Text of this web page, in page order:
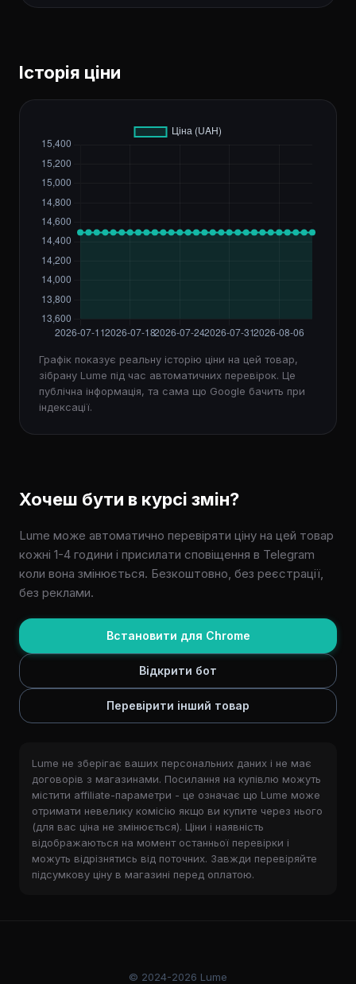
Історія ціни
Графік показує реальну історію ціни на цей товар,
зібрану Lume під час автоматичних перевірок. Це
публічна інформація, та сама що Google бачить при
індексації.
Хочеш бути в курсі змін?
Lume може автоматично перевіряти ціну на цей товар
кожні 1-4 години і присилати сповіщення в Telegram
коли вона змінюється. Безкоштовно, без реєстрації,
без реклами.
Встановити для Chrome
Відкрити бот
Перевірити інший товар
Lume не зберігає ваших персональних даних і не має
договорів з магазинами. Посилання на купівлю можуть
містити affiliate-параметри - це означає що Lume може
отримати невелику комісію якщо ви купите через нього
(для вас ціна не змінюється). Ціни і наявність
відображаються на момент останньої перевірки і
можуть відрізнятись від поточних. Завжди перевіряйте
підсумкову ціну в магазині перед оплатою.
© 2024-2026 Lume